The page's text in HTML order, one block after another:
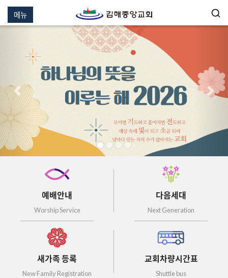
메뉴
이전 다음
예배안내
Worship Service
다음세대
Next Generation
새가족 등록
New Family Registration
교회차량시간표
Shuttle bus